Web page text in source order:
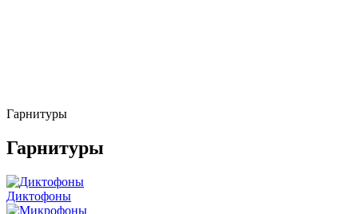
Гарнитуры
Гарнитуры
Диктофоны